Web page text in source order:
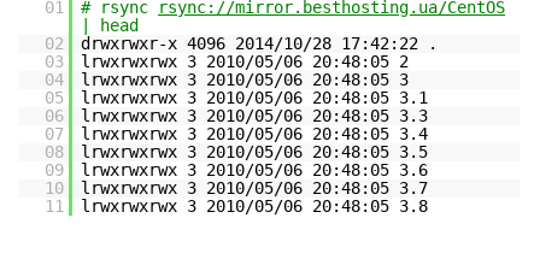
01 # rsync
rsync://mirror.besthosting.ua/CentOS
| head
02
drwxrwxr-x 4096 2014/10/28 17:42:22 .
03
lrwxrwxrwx 3 2010/05/06 20:48:05 2
04
lrwxrwxrwx 3 2010/05/06 20:48:05 3
05
lrwxrwxrwx 3 2010/05/06 20:48:05 3.1
06
lrwxrwxrwx 3 2010/05/06 20:48:05 3.3
07
lrwxrwxrwx 3 2010/05/06 20:48:05 3.4
08
lrwxrwxrwx 3 2010/05/06 20:48:05 3.5
09
lrwxrwxrwx 3 2010/05/06 20:48:05 3.6
10
lrwxrwxrwx 3 2010/05/06 20:48:05 3.7
11
lrwxrwxrwx 3 2010/05/06 20:48:05 3.8